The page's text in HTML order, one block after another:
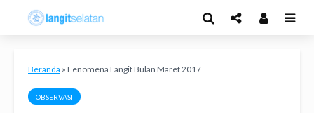
Beranda » Fenomena Langit Bulan Maret 2017
OBSERVASI